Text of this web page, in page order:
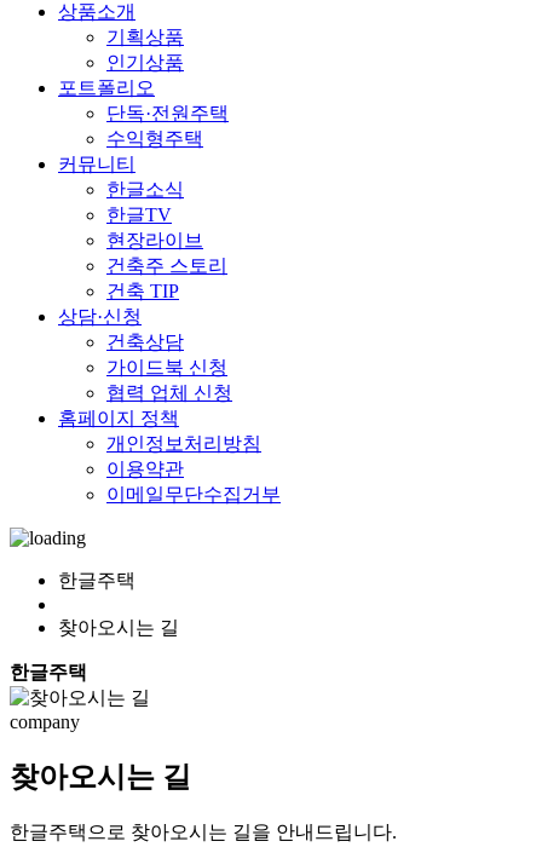
상품소개
기획상품
인기상품
포트폴리오
단독·전원주택
수익형주택
커뮤니티
한글소식
한글TV
현장라이브
건축주 스토리
건축 TIP
상담·신청
건축상담
가이드북 신청
협력 업체 신청
홈페이지 정책
개인정보처리방침
이용약관
이메일무단수집거부
한글주택
찾아오시는 길
한글주택
company
찾아오시는 길
한글주택으로 찾아오시는 길을 안내드립니다.